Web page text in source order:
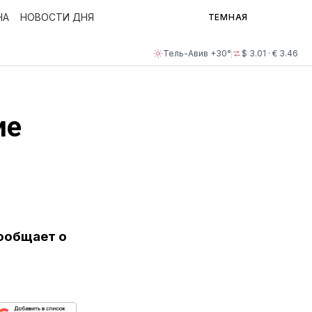
Тель-Авив +30° $ 3.01 · € 3.46
НОВОСТИ ДНЯ ТЕМНАЯ
о